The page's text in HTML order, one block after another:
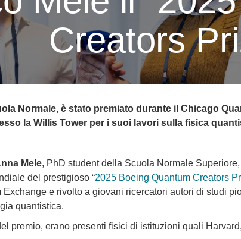
Creators
Normale, è stato premiato durante il Chicago
la Willis Tower per i suoi lavori sulla fisica
Mele, PhD student della Scuola Normale
del prestigioso “2025 Boeing Quantum Creators
e rivolto a giovani ricercatori autori di studi
quantistica.
premio, erano presenti fisici di istituzioni quali